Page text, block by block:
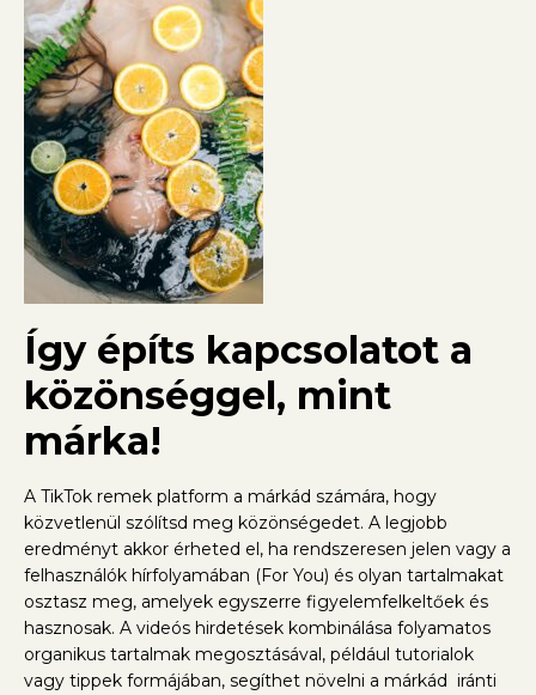
Így építs kapcsolatot a
közönséggel, mint
márka!
A TikTok remek platform a márkád számára, hogy
közvetlenül szólítsd meg közönségedet. A legjobb
eredményt akkor érheted el, ha rendszeresen jelen vagy a
felhasználók hírfolyamában (For You) és olyan tartalmakat
osztasz meg, amelyek egyszerre figyelemfelkeltőek és
hasznosak. A videós hirdetések kombinálása folyamatos
organikus tartalmak megosztásával, például tutorialok
vagy tippek formájában, segíthet növelni a márkád iránti